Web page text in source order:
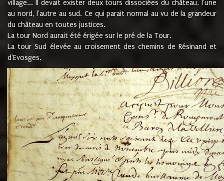
village... Il devait exister deux tours dissociées du château, l'une
au nord, l'autre au sud. Ce qui parait normal au vu de la grandeur
du château en toutes justices.
La tour Nord aurait été érigée sur le pré de la Tour.
La tour Sud élevée au croisement des chemins de Résinand et
d'Evosges.